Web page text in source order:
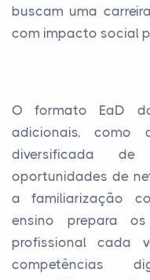
buscam uma
com impacto social
O formato EaD
adicionais,
diversificada de
oportunidades de
a familiarização
ensino prepara
profissional cada
competências